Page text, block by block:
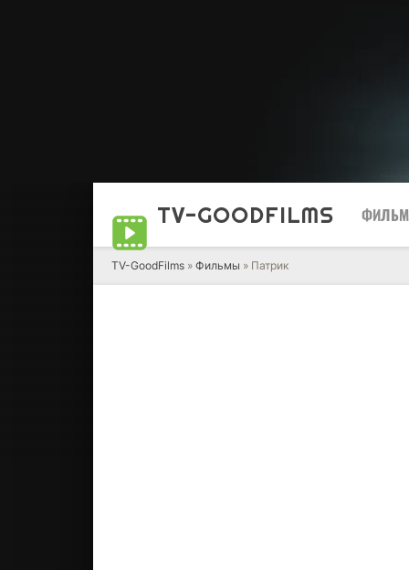
TV-GOODFILMS
TV-GoodFilms » Фильмы » Патрик